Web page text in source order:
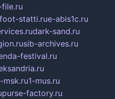
statti.rue-abis1c.ru
dark-sand.ru
sib-archives.ru
festival.ru
msk.ru1-mus.ru
purse-factory.ru